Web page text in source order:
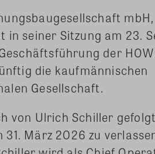
in seiner Sitzung am 23.
der
die kaufmännischen
Gesellschaft.
von Ulrich Schiller
März 2026 zu